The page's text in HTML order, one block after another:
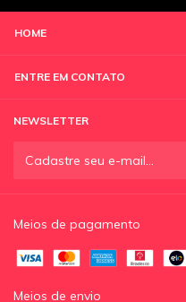
HOME
ENTRE EM CONTATO
NEWSLETTER
Meios de pagamento
Meios de envio